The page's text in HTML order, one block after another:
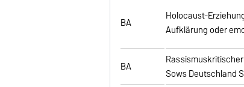
BA
Holocaust-
Aufklärung oder
BA
Sows Deutschland